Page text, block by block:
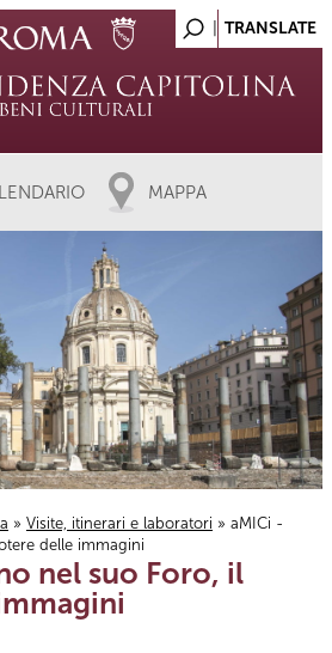
MAPPA
» Visite, itinerari e laboratori » aMICi -
delle immagini
nel suo Foro, il